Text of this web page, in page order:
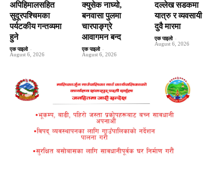
अपिहिमालसहित
सुदूरपश्चिमका
पर्यटकीय गन्तव्यमा
हुने
एक पाइलो -
August 6, 2026
क्युसेक नाघ्यो,
बनवासा पुलमा
चारपाङ्ग्रे
आवागमन बन्द
एक पाइलो -
August 6, 2026
दल्लेख सडकमा
यात्रु र व्यवसायी
दुवै मारमा
एक पाइलो -
August 6, 2026